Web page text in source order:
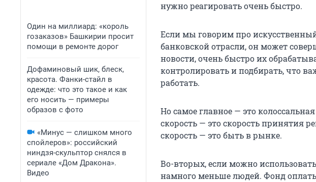
Один на миллиард: «король
гозаказов» Башкирии просит
помощи в ремонте дорог
Дофаминовый шик, блеск,
красота. Фанки-стайл в
одежде: что это такое и как
его носить — примеры
образов с фото
«Минус — слишком много
спойлеров»: российский
ниндзя-скульптор снялся в
сериале «Дом Дракона».
Видео
нужно реагировать очень быстро.
Если мы говорим про
банковской отрасли, он может
новости, очень быстро их
контролировать и подбирать, что
работать.
Но самое главное — это
скорость — это скорость принятия
скорость — это быть в рынке.
Во-вторых, если можно
намного меньше людей. Фонд